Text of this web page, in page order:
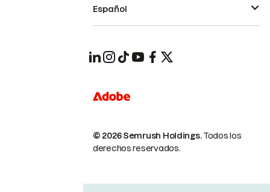
© 2026 Semrush Holdings.Todos los
derechos reservados.
Español